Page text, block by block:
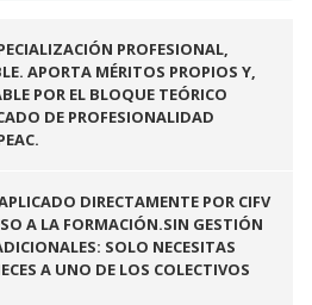
PROFESIONAL,
APORTA MÉRITOS PROPIOS Y,
POR EL BLOQUE TEÓRICO
DE PROFESIONALIDAD
DIRECTAMENTE POR CIFV
A LA FORMACIÓN.SIN GESTIÓN
SOLO NECESITAS
A UNO DE LOS COLECTIVOS